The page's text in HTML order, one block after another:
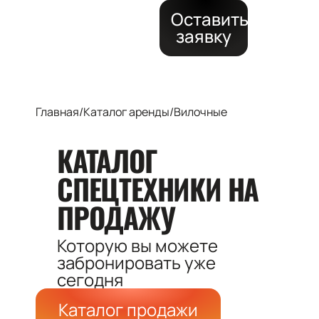
Оставить
заявку
Главная/Каталог аренды/Вилочные
КАТАЛОГ
СПЕЦТЕХНИКИ НА
ПРОДАЖУ
Которую вы можете
забронироватьуже
сегодня
Каталог продажи